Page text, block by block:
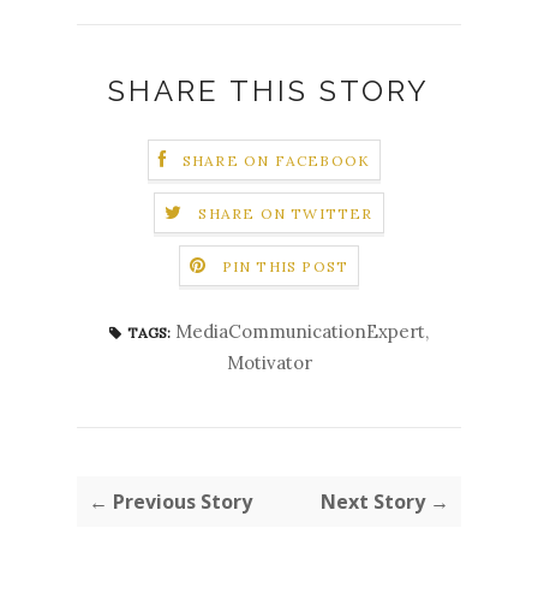
SHARE THIS STORY
SHARE ON FACEBOOK
SHARE ON TWITTER
PIN THIS POST
TAGS: MediaCommunicationExpert,
Motivator
← Previous Story Next Story →